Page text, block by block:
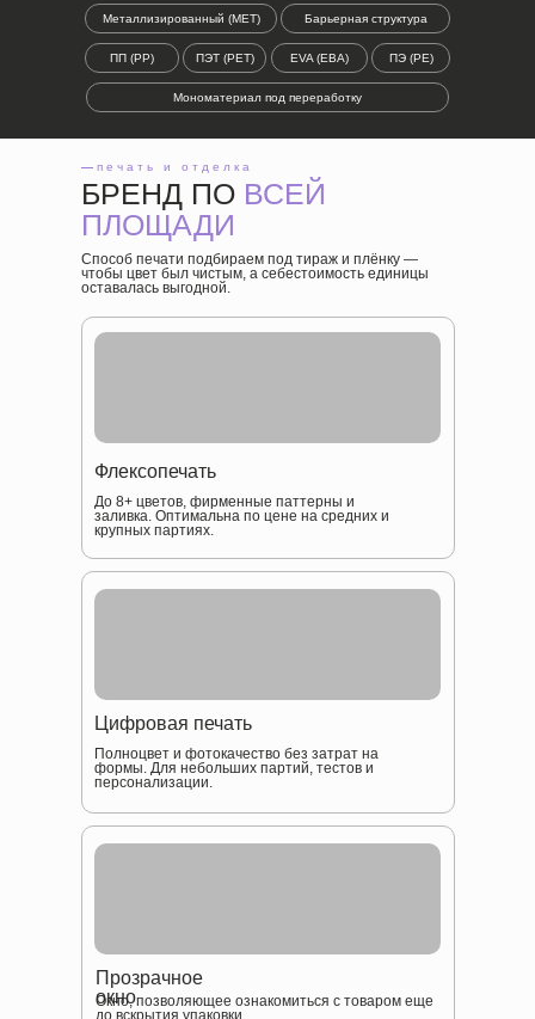
Мономатериал под переработку
Барьерная структура
Металлизированный (MET)
ПЭ (PE)
EVA (ЕВА)
ПЭТ (PET)
ПП (PP)
Способ печати подбираем под тираж и плёнку —
чтобы цвет был чистым, а себестоимость единицы
оставалась выгодной.
— печать и отделка
БРЕНД ПО ВСЕЙ
ПЛОЩАДИ
Цифровая печать
Полноцвет и фотокачество без затрат на
формы. Для небольших партий, тестов и
персонализации.
Флексопечать
До 8+ цветов, фирменные паттерны и
заливка. Оптимальна по цене на средних и
крупных партиях.
Прозрачное
окно
Окно, позволяющее ознакомиться с товаром еще
до вскрытия упаковки.